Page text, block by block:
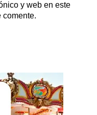
y web en este
comente.